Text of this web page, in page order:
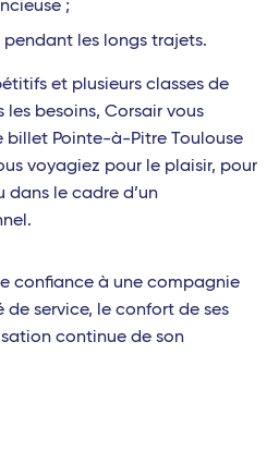
;
les longs trajets.
et plusieurs classes de
besoins, Corsair vous
billet Pointe-à-Pitre Toulouse
voyagiez pour le plaisir, pour
dans le cadre d’un
confiance à une compagnie
service, le confort de ses
continue de son